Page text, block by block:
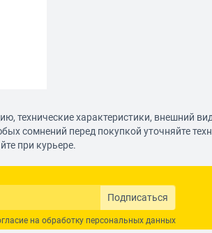
технические характеристики, внешний
сомнений перед покупкой уточняйте
при курьере.
Подписаться
на обработку персональных данных